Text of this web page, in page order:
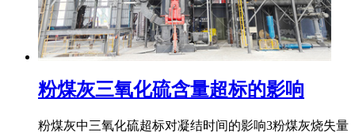
粉煤灰三氧化硫含量超标的影响
粉煤灰中三氧化硫超标对凝结时间的影响3粉煤灰烧失量